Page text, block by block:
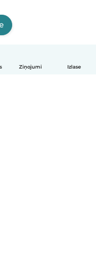
Ziņojumi Izlase